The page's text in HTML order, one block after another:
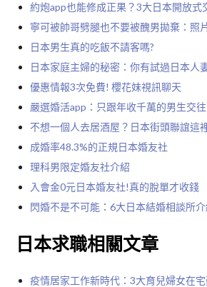
約炮app也能修成正果？3大日本開放式
寧可被帥哥劈腿也不要被醜男拋棄：照
日本男生真的吃飯不請客嗎?
日本家庭主婦的秘密：你有試過日本人
優惠情報3次免費! 櫻花妹視訊聊天
嚴選婚活app：只跟年收千萬的男生交
不想一個人去居酒屋？日本街頭聯誼這
成婚率48.3%的正規日本婚友社
理科男限定婚友社介紹
入會金0元日本婚友社!真的脫單才收錢
閃婚不是不可能：6大日本結婚相談所介
日本求職相關文章
疫情居家工作新時代：3大育兒婦女在